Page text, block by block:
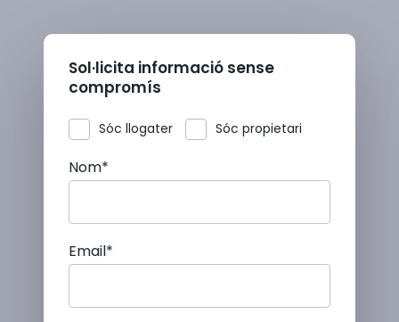
Sol·licita informació sense
compromís
Sóc llogater Sóc propietari
Nom*
Email*